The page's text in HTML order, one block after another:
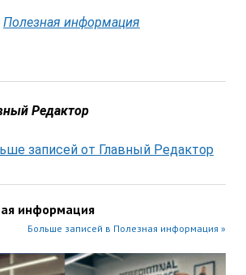
Полезная информация
Редактор
записей от Главный Редактор
информация
Больше записей в Полезная информация »